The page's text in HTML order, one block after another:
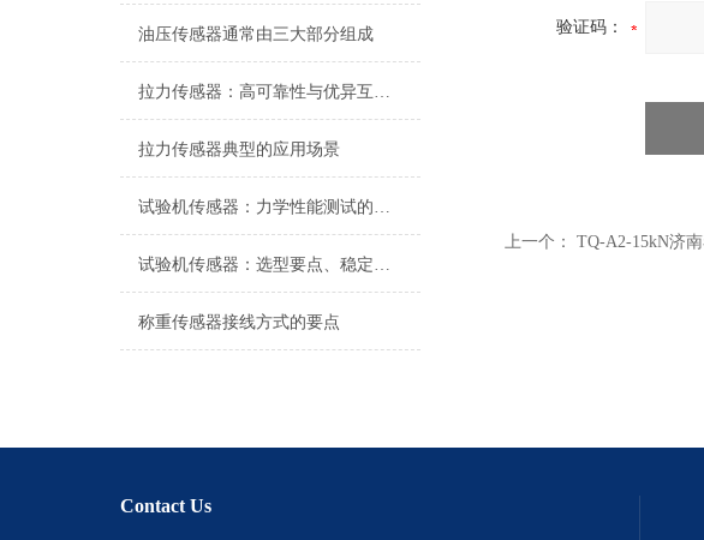
油压传感器通常由三大部分组成
拉力传感器：高可靠性与优异互换性的技术解析
拉力传感器典型的应用场景
试验机传感器：力学性能测试的核心组件解析
试验机传感器：选型要点、稳定性及分类详解
称重传感器接线方式的要点
验证码：
上一个： TQ-A2-15kN济
Contact Us